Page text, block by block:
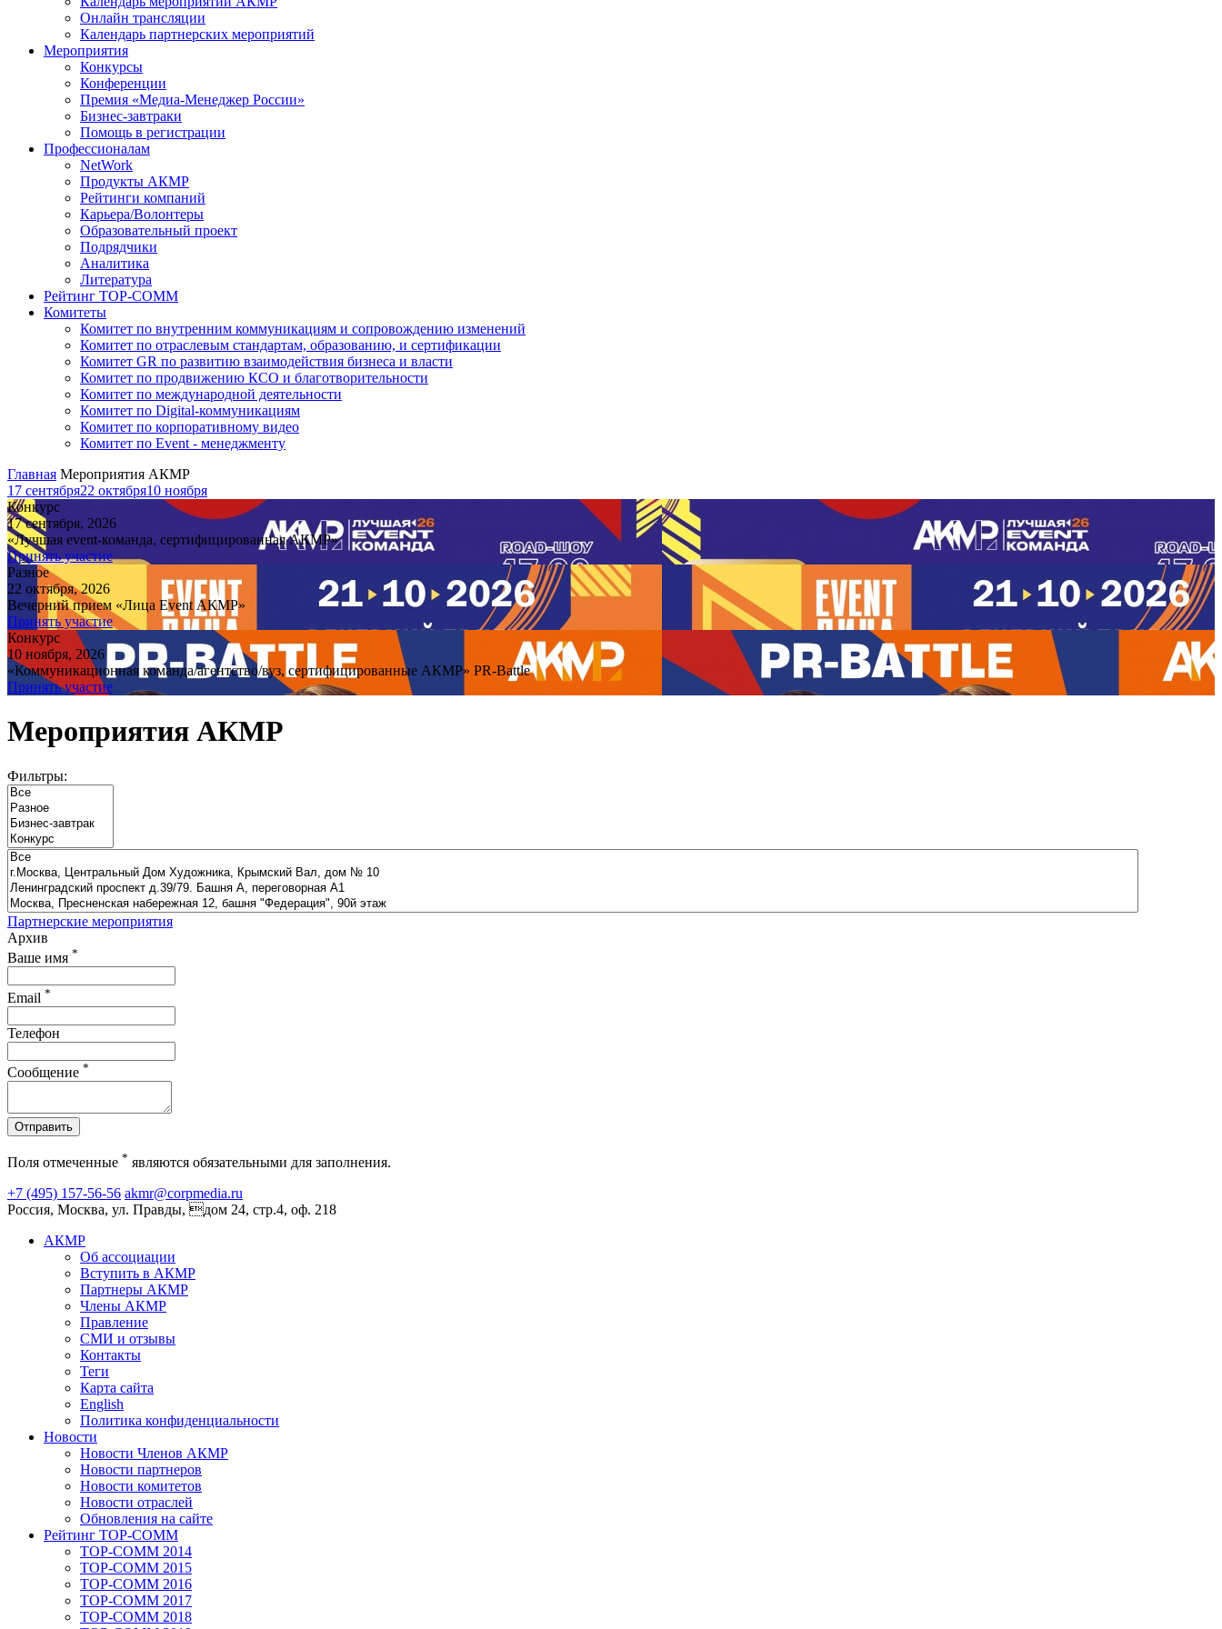
Онлайн трансляции
Календарь партнерских мероприятий
Мероприятия
Конкурсы
Конференции
Премия «Медиа-Менеджер России»
Бизнес-завтраки
Помощь в регистрации
Профессионалам
NetWork
Продукты АКМР
Рейтинги компаний
Карьера/Волонтеры
Образовательный проект
Подрядчики
Аналитика
Литература
Рейтинг TOP-COMM
Комитеты
Комитет по внутренним коммуникациям и сопровождению изменений
Комитет по отраслевым стандартам, образованию, и сертификации
Комитет GR по развитию взаимодействия бизнеса и власти
Комитет по продвижению КСО и благотворительности
Комитет по международной деятельности
Комитет по Digital-коммуникациям
Комитет по корпоративному видео
Комитет по Event - менеджменту
Главная Мероприятия АКМР
17 сентября22 октября10 ноября
Конкурс
17 сентября, 2026
«Лучшая event-команда, сертифицированная АКМР»
Принять участие
Разное
22 октября, 2026
Вечерний прием «Лица Event АКМР»
Принять участие
Конкурс
10 ноября, 2026
«Коммуникационная команда/агентство/вуз, сертифицированные АКМР» PR-Battle
Принять участие
Мероприятия АКМР
Фильтры:
Партнерские мероприятия
Архив
Ваше имя *
Email *
Телефон
Сообщение *
Отправить
Поля отмеченные * являются обязательными для заполнения.
+7 (495) 157-56-56 akmr@corpmedia.ru
Россия, Москва, ул. Правды, дом 24, стр.4, оф. 218
АКМР
Об ассоциации
Вступить в АКМР
Партнеры АКМР
Члены АКМР
Правление
СМИ и отзывы
Контакты
Теги
Карта сайта
English
Политика конфиденциальности
Новости
Новости Членов АКМР
Новости партнеров
Новости комитетов
Новости отраслей
Обновления на сайте
Рейтинг TOP-COMM
TOP-COMM 2014
TOP-COMM 2015
TOP-COMM 2016
TOP-COMM 2017
TOP-COMM 2018